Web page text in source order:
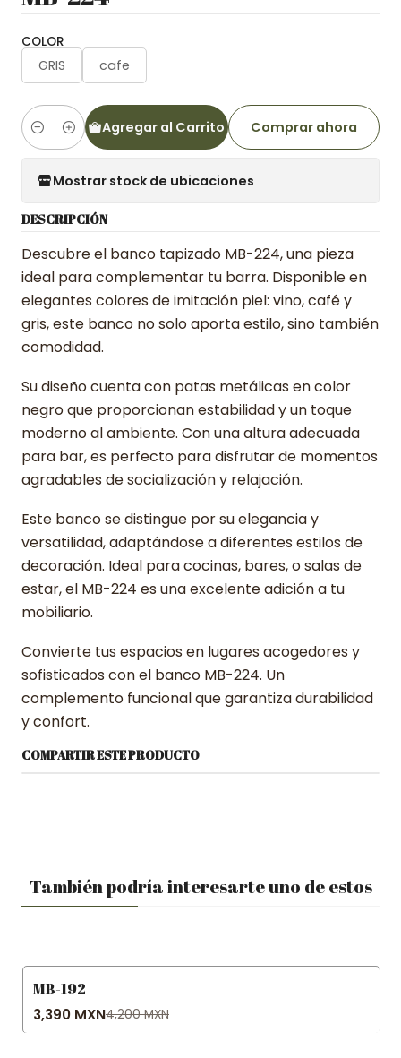
COLOR
GRIS cafe
Cantidad
Agregar al Carrito Comprar ahora
Mostrar stock de ubicaciones
DESCRIPCIÓN
Descubre el banco tapizado MB-224, una pieza
ideal para complementar tu barra. Disponible en
elegantes colores de imitación piel: vino, café y
gris, este banco no solo aporta estilo, sino también
comodidad.
Su diseño cuenta con patas metálicas en color
negro que proporcionan estabilidad y un toque
moderno al ambiente. Con una altura adecuada
para bar, es perfecto para disfrutar de momentos
agradables de socialización y relajación.
Este banco se distingue por su elegancia y
versatilidad, adaptándose a diferentes estilos de
decoración. Ideal para cocinas, bares, o salas de
estar, el MB-224 es una excelente adición a tu
mobiliario.
Convierte tus espacios en lugares acogedores y
sofisticados con el banco MB-224. Un
complemento funcional que garantiza durabilidad
y confort.
COMPARTIR ESTE PRODUCTO
También podría interesarte uno de estos
-19% OFF
MB-192
3,390 MXN4,200 MXN